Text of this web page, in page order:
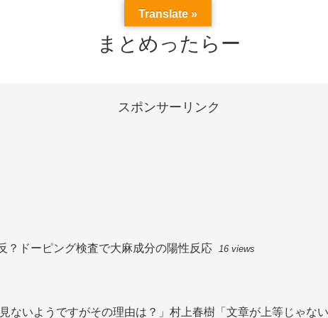
まとめったらー
スポンサーリンク
？ドーピング検査で大麻成分の陽性反応 16 views
ないようですがその理由は？」村上春樹「文章が上等じゃない
Translate »